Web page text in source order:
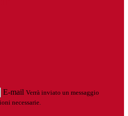
E-mail Verrà inviato un messaggio
necessarie.